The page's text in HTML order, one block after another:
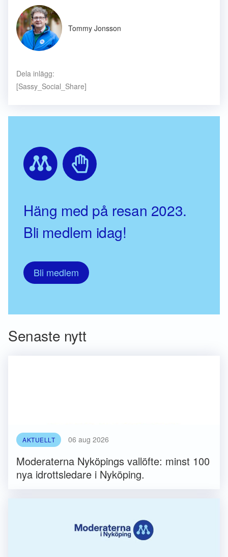
Tommy Jonsson
Dela inlägg:
[Sassy_Social_Share]
Häng med på resan 2023.
Bli medlem idag!
Bli medlem
Senaste nytt
AKTUELLT 06 aug 2026
Moderaterna Nyköpings vallöfte: minst 100
nya idrottsledare i Nyköping.